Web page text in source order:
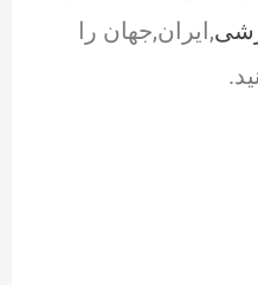
,ایران,جهان را